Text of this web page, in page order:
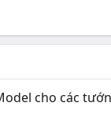
cho các